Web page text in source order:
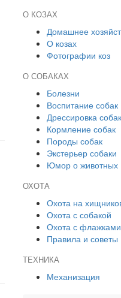
О КОЗАХ
Домашнее
О козах
Фотографии коз
О СОБАКАХ
Болезни
Воспитание собак
Дрессировка собак
Кормление собак
Породы собак
Экстерьер собаки
Юмор о животных
ОХОТА
Охота на
Охота с собакой
Охота с флажками
Правила и советы
ТЕХНИКА
Механизация